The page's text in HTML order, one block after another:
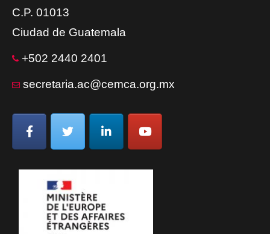
C.P. 01013
Ciudad de Guatemala
+502 2440 2401
secretaria.ac@cemca.org.mx